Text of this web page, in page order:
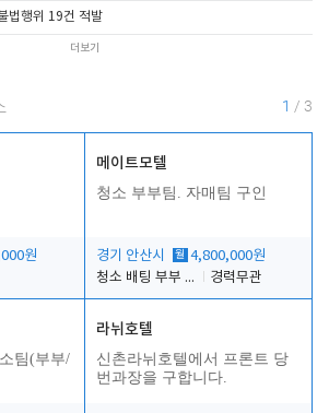
법행위 19건 적발
더보기
1 / 3
원
메이트모텔
청소 부부팀. 자매팀 구인
경기 안산시 월 4,800,000원
청소 배팅 부부 구합니다
경력무관
팀(부부/
라뉘호텔
신촌라뉘호텔에서 프론트 당
번과장을 구합니다.